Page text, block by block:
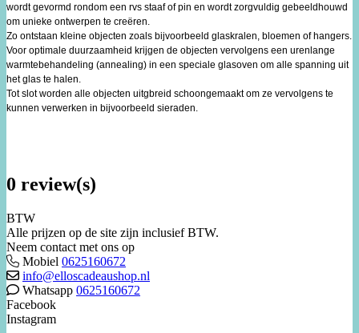
wordt gevormd rondom een rvs staaf of pin en wordt zorgvuldig gebeeldhouwd
om unieke ontwerpen te creëren.
Zo ontstaan kleine objecten zoals bijvoorbeeld glaskralen, bloemen of hangers.
Voor optimale duurzaamheid krijgen de objecten vervolgens een urenlange
warmtebehandeling (annealing) in een speciale glasoven om alle spanning uit
het glas te halen.
Tot slot worden alle objecten uitgbreid schoongemaakt om ze vervolgens te
kunnen verwerken in bijvoorbeeld sieraden.
0 review(s)
BTW
Alle prijzen op de site zijn inclusief BTW.
Neem contact met ons op
Mobiel 0625160672
info@elloscadeaushop.nl
Whatsapp 0625160672
Facebook
Instagram